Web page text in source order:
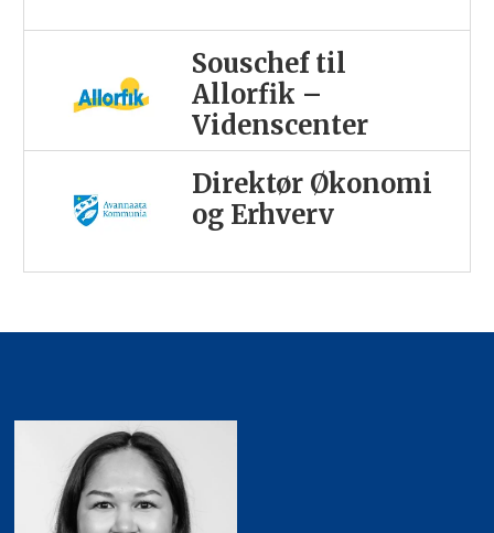
Souschef til
Allorfik –
Videnscenter
Direktør Økonomi
og Erhverv